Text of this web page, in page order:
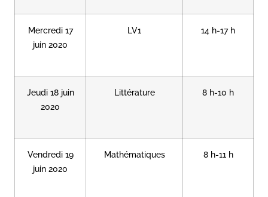
Mercredi 17
juin 2020
LV1 14 h-17 h
Jeudi 18 juin
2020
Littérature 8 h-10 h
Vendredi 19
juin 2020
Mathématiques 8 h-11 h